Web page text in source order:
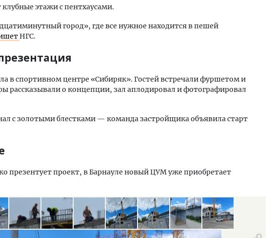
этажи с пентхаусами.
город», где все нужное находится в пешей
НГС.
в спортивном центре «Сибиряк». Гостей встречали фуршетом и
рассказывали о концепции, зал аплодировал и фотографировал
с золотыми блестками — команда застройщика объявила старт
презентует проект, в Барнауле новый ЦУМ уже приобретает